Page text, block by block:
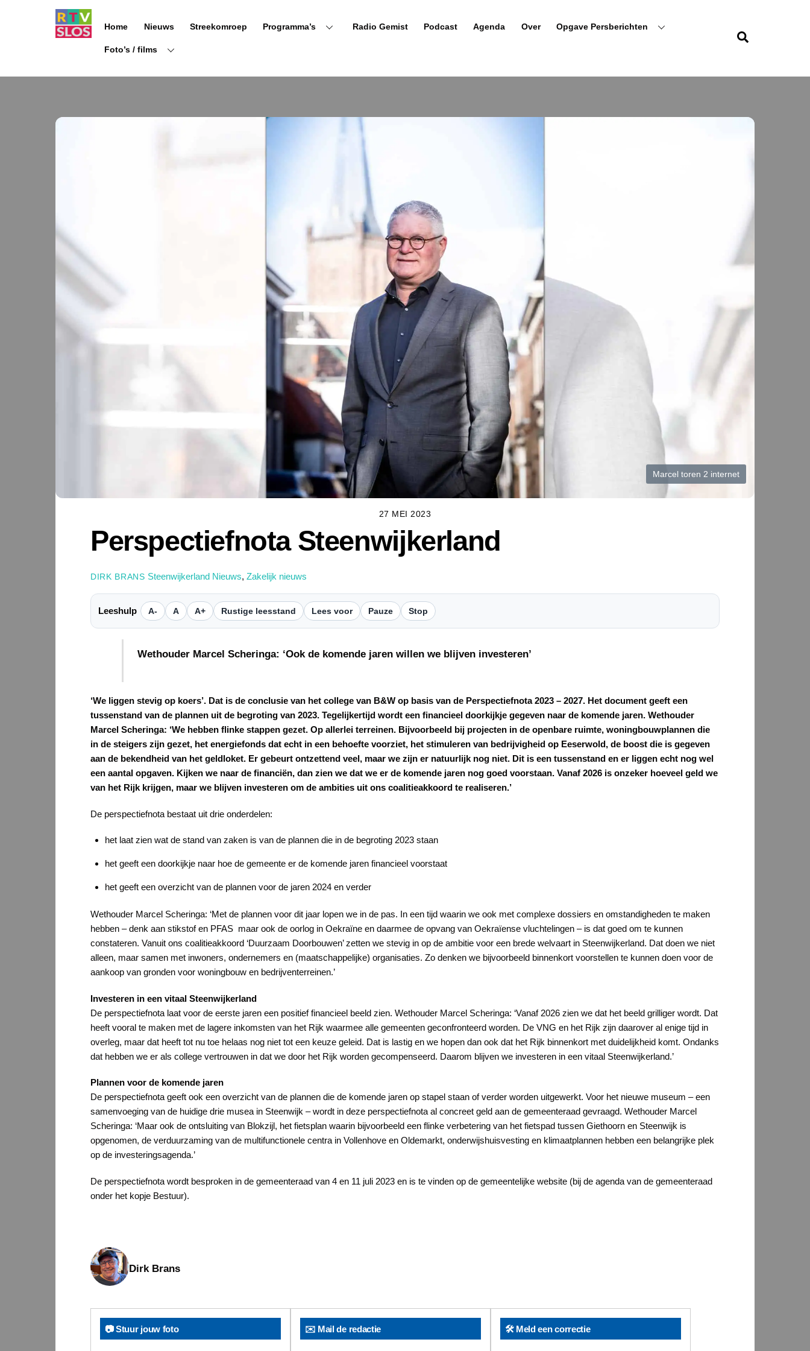
Home Nieuws Streekomroep Programma’s Radio Gemist Podcast Agenda Over Opgave Persberichten
Foto’s / films
Marcel toren 2 internet
27 MEI 2023
Perspectiefnota Steenwijkerland
DIRK BRANS Steenwijkerland Nieuws, Zakelijk nieuws
Leeshulp A- A A+ Rustige leesstand Lees voor Pauze Stop
Wethouder Marcel Scheringa: ‘Ook de komende jaren willen we blijven investeren’
‘We liggen stevig op koers’. Dat is de conclusie van het college van B&W op basis van de Perspectiefnota 2023 – 2027. Het document geeft een
tussenstand van de plannen uit de begroting van 2023. Tegelijkertijd wordt een financieel doorkijkje gegeven naar de komende jaren. Wethouder
Marcel Scheringa: ‘We hebben flinke stappen gezet. Op allerlei terreinen. Bijvoorbeeld bij projecten in de openbare ruimte, woningbouwplannen die
in de steigers zijn gezet, het energiefonds dat echt in een behoefte voorziet, het stimuleren van bedrijvigheid op Eeserwold, de boost die is gegeven
aan de bekendheid van het geldloket. Er gebeurt ontzettend veel, maar we zijn er natuurlijk nog niet. Dit is een tussenstand en er liggen echt nog wel
een aantal opgaven. Kijken we naar de financiën, dan zien we dat we er de komende jaren nog goed voorstaan. Vanaf 2026 is onzeker hoeveel geld we
van het Rijk krijgen, maar we blijven investeren om de ambities uit ons coalitieakkoord te realiseren.’
De perspectiefnota bestaat uit drie onderdelen:
het laat zien wat de stand van zaken is van de plannen die in de begroting 2023 staan
het geeft een doorkijkje naar hoe de gemeente er de komende jaren financieel voorstaat
het geeft een overzicht van de plannen voor de jaren 2024 en verder
Wethouder Marcel Scheringa: ‘Met de plannen voor dit jaar lopen we in de pas. In een tijd waarin we ook met complexe dossiers en omstandigheden te maken
hebben – denk aan stikstof en PFAS maar ook de oorlog in Oekraïne en daarmee de opvang van Oekraïense vluchtelingen – is dat goed om te kunnen
constateren. Vanuit ons coalitieakkoord ‘Duurzaam Doorbouwen’ zetten we stevig in op de ambitie voor een brede welvaart in Steenwijkerland. Dat doen we niet
alleen, maar samen met inwoners, ondernemers en (maatschappelijke) organisaties. Zo denken we bijvoorbeeld binnenkort voorstellen te kunnen doen voor de
aankoop van gronden voor woningbouw en bedrijventerreinen.’
Investeren in een vitaal Steenwijkerland
De perspectiefnota laat voor de eerste jaren een positief financieel beeld zien. Wethouder Marcel Scheringa: ‘Vanaf 2026 zien we dat het beeld grilliger wordt. Dat
heeft vooral te maken met de lagere inkomsten van het Rijk waarmee alle gemeenten geconfronteerd worden. De VNG en het Rijk zijn daarover al enige tijd in
overleg, maar dat heeft tot nu toe helaas nog niet tot een keuze geleid. Dat is lastig en we hopen dan ook dat het Rijk binnenkort met duidelijkheid komt. Ondanks
dat hebben we er als college vertrouwen in dat we door het Rijk worden gecompenseerd. Daarom blijven we investeren in een vitaal Steenwijkerland.’
Plannen voor de komende jaren
De perspectiefnota geeft ook een overzicht van de plannen die de komende jaren op stapel staan of verder worden uitgewerkt. Voor het nieuwe museum – een
samenvoeging van de huidige drie musea in Steenwijk – wordt in deze perspectiefnota al concreet geld aan de gemeenteraad gevraagd. Wethouder Marcel
Scheringa: ‘Maar ook de ontsluiting van Blokzijl, het fietsplan waarin bijvoorbeeld een flinke verbetering van het fietspad tussen Giethoorn en Steenwijk is
opgenomen, de verduurzaming van de multifunctionele centra in Vollenhove en Oldemarkt, onderwijshuisvesting en klimaatplannen hebben een belangrijke plek
op de investeringsagenda.’
De perspectiefnota wordt besproken in de gemeenteraad van 4 en 11 juli 2023 en is te vinden op de gemeentelijke website (bij de agenda van de gemeenteraad
onder het kopje Bestuur).
Dirk Brans
📷 Stuur jouw foto ✉️ Mail de redactie 🛠️ Meld een correctie